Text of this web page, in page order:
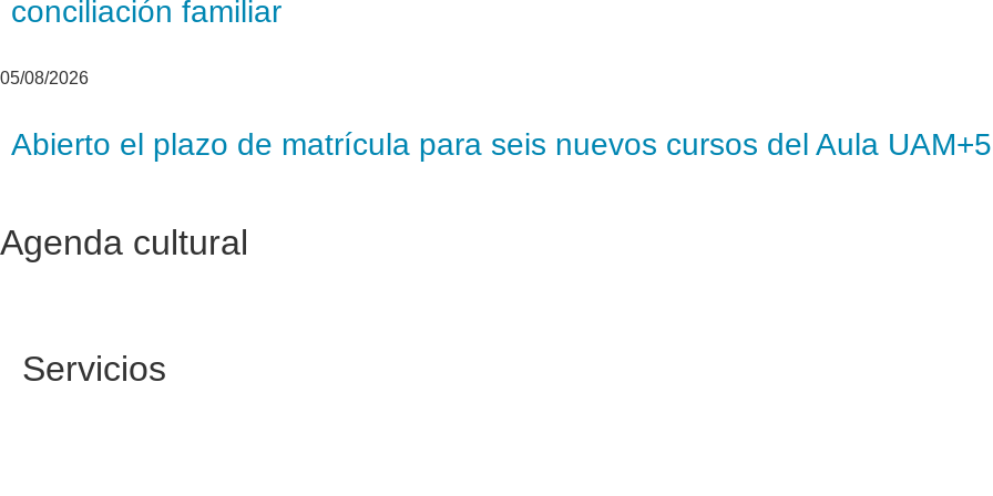
conciliación familiar
05/08/2026
Abierto el plazo de matrícula para seis nuevos cursos del Aula
Agenda cultural
Servicios